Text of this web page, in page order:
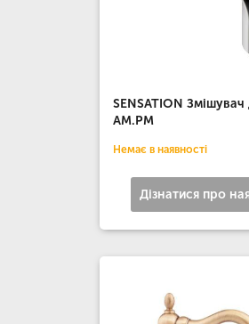
SENSATION Змішувач
AM.PM
Немає в наявності
Дізнатися про